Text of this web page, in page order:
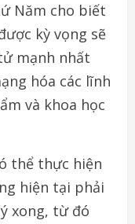
Năm cho biết
kỳ vọng sẽ
mạnh nhất
hóa các lĩnh
và khoa học
thể thực hiện
hiện tại phải
xong, từ đó